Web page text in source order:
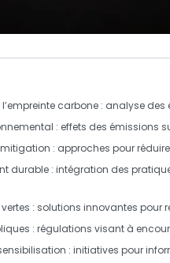
carbone : analyse des
: effets des émissions
: approches pour
durable : intégration des
: solutions innovantes pour
: régulations visant à
: initiatives pour